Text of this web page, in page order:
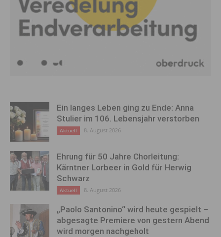
Ein langes Leben ging zu Ende: Anna
Stulier im 106. Lebensjahr verstorben
Aktuell 8. August 2026
Ehrung für 50 Jahre Chorleitung:
Kärntner Lorbeer in Gold für Herwig
Schwarz
Aktuell 8. August 2026
„Paolo Santonino“ wird heute gespielt –
abgesagte Premiere von gestern Abend
wird morgen nachgeholt